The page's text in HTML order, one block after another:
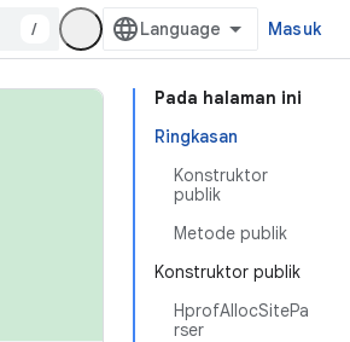
/ Masuk
Pada halaman ini
Ringkasan
Konstruktor
publik
Metode publik
Konstruktor publik
HprofAllocSitePa
rser